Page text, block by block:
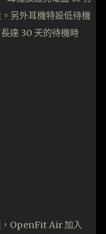
另外耳機特設低待機
達 30 天的待機時
，OpenFit Air 加入